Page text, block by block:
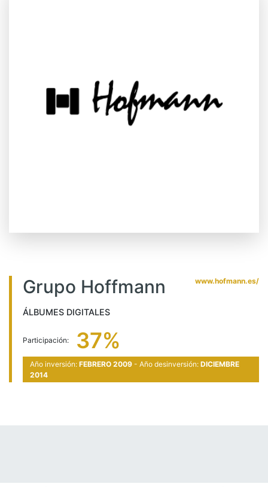
Grupo Hoffmann
ÁLBUMES DIGITALES
www.hofmann.es/
Participación: 37%
Año inversión: FEBRERO 2009 - Año desinversión: DICIEMBRE
2014